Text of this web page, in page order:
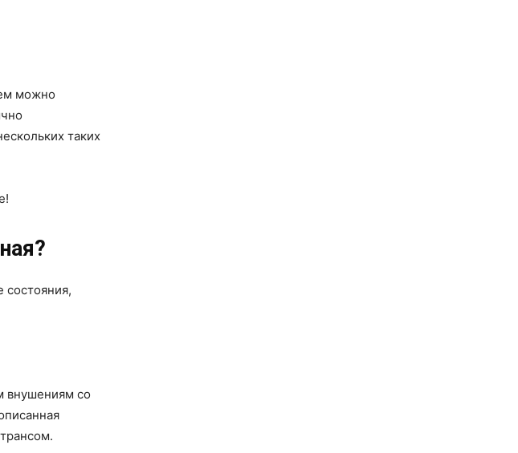
можно
таких
состояния,
внушениям со